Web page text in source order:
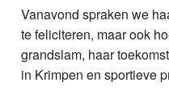
Vanavond spraken we
te feliciteren, maar ook
grandslam, haar
in Krimpen en sportieve